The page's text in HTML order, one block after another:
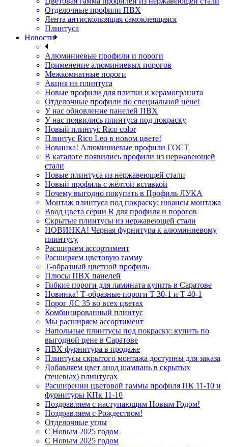
Отделочные профили ПВХ
Лента антискользящая самоклеящаяся
Плинтуса
Новости
Алюминиевые профили и пороги
Применение алюминиевых порогов
Межкомнатные пороги
Акция на плинтуса
Новые профили для плитки и керамогранита
Отделочные профили по специальной цене!
У нас обновление панелей ПВХ
У нас появились плинтуса под покраску
Новый плинтус Rico color
Плинтус Rico Leo в новом цвете!
Новинка! Алюминиевые профили ГОСТ
В каталоге появились профили из нержавеющей
стали
Новые плинтуса из нержавеющей стали
Новый профиль с жёлтой вставкой
Почему выгодно покупать в Профиль ЛУКА
Монтаж плинтуса под покраску: нюансы монтажа
Ввод цвета серии R для профиля и порогов
Скрытые плинтусы из нержавеющей стали
НОВИНКА! Черная фурнитура к алюминиевому
плинтусу
Расширяем ассортимент
Расширяем цветовую гамму
Т-образный цветной профиль
Плюсы ПВХ панелей
Гибкие пороги для ламината купить в Саратове
Новинка! Т-образные пороги Т 30-1 и Т 40-1
Порог ЛС 35 во всех цветах
Комбинированный плинтус
Мы расширяем ассортимент
Напольные плинтусы под покраску: купить по
выгодной цене в Саратове
ПВХ фурнитура в продаже
Плинтусы скрытого монтажа доступны для заказа
Добавляем цвет анод шампань в скрытых
(теневых) плинтусах
Расширении цветовой гаммы профиля ПК 11-10 и
фурнитуры КПк 11-10
Поздравляем с наступающим Новым Годом!
Поздравляем с Рождеством!
Отделочные углы
С Новым 2025 годом
С Новым 2025 годом